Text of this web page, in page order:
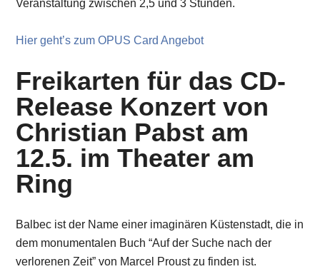
Veranstaltung zwischen 2,5 und 3 Stunden.
Hier geht’s zum OPUS Card Angebot
Freikarten für das CD-
Release Konzert von
Christian Pabst am
12.5. im Theater am
Ring
Balbec ist der Name einer imaginären Küstenstadt, die in
dem monumentalen Buch “Auf der Suche nach der
verlorenen Zeit” von Marcel Proust zu finden ist.